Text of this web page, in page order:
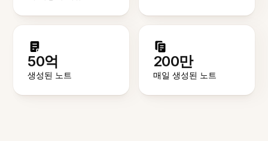
50억
생성된 노트
200만
매일 생성된 노트